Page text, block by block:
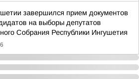
завершился прием документов
на выборы депутатов
Собрания Республики Ингушетия